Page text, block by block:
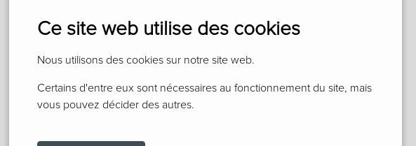
Ce site web utilise des cookies
Nous utilisons des cookies sur notre site web.
Certains d'entre eux sont nécessaires au fonctionnement du site, mais
vous pouvez décider des autres.